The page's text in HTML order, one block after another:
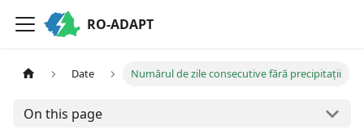
RO-ADAPT
Date Numărul de zile consecutive fără precipitații
On this page